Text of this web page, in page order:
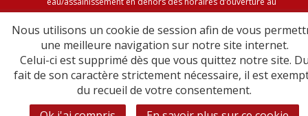
public )
Crédits
Mentions légales
Plan du site
Sécurité informatique
Nous utilisons un cookie de session afin de vous
une meilleure navigation sur notre site internet.
Celui-ci est supprimé dès que vous quittez notre site.
fait de son caractère strictement nécessaire, il est
du recueil de votre consentement.